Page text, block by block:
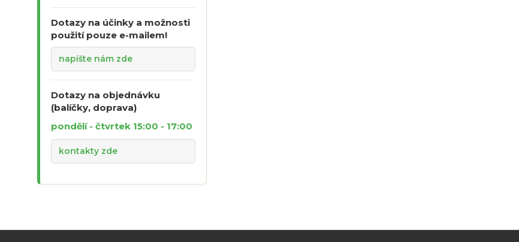
Dotazy na účinky a možnosti
použití pouze e-mailem!
napište nám zde
Dotazy na objednávku
(balíčky, doprava)
pondělí - čtvrtek 15:00 - 17:00
kontakty zde